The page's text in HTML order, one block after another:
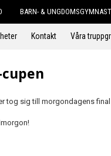
BARN- &
Kontakt Våra
tog sig till morgondagens